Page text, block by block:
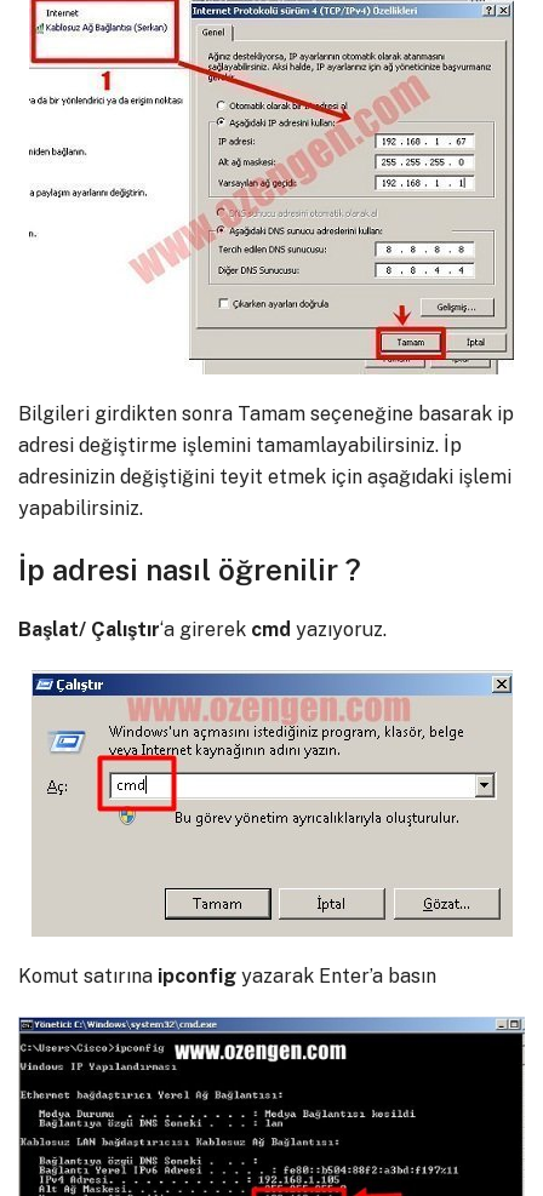
Bilgileri girdikten sonra Tamam seçeneğine basarak ip
adresi değiştirme işlemini tamamlayabilirsiniz. İp
adresinizin değiştiğini teyit etmek için aşağıdaki işlemi
yapabilirsiniz.
İp adresi nasıl öğrenilir ?
Başlat/ Çalıştır‘a girerek cmd yazıyoruz.
Komut satırına ipconfig yazarak Enter’a basın